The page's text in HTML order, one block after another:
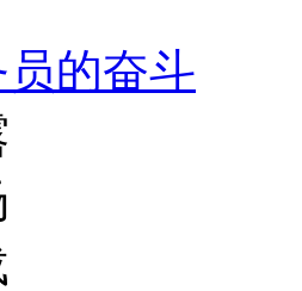
的奋斗